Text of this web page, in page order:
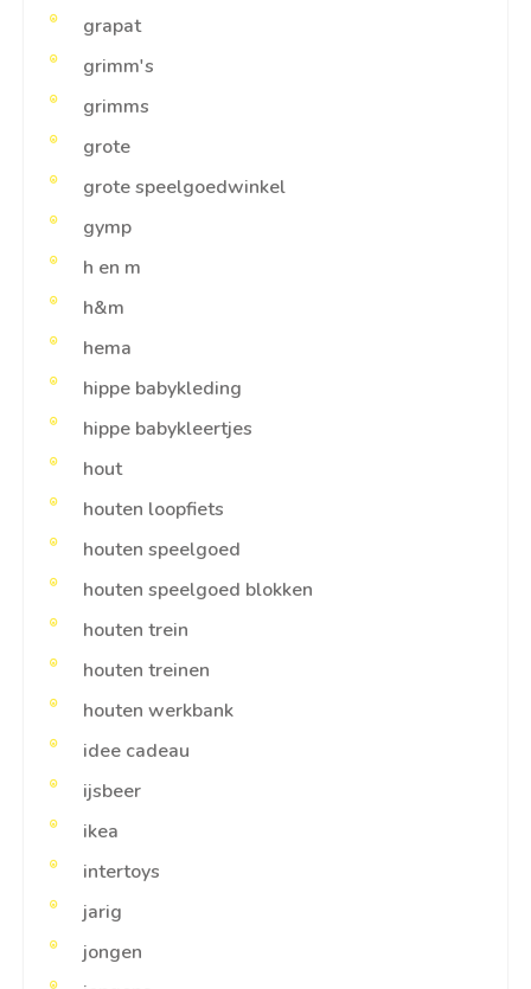
grapat
grimm's
grimms
grote
grote speelgoedwinkel
gymp
h en m
h&m
hema
hippe babykleding
hippe babykleertjes
hout
houten loopfiets
houten speelgoed
houten speelgoed blokken
houten trein
houten treinen
houten werkbank
idee cadeau
ijsbeer
ikea
intertoys
jarig
jongen